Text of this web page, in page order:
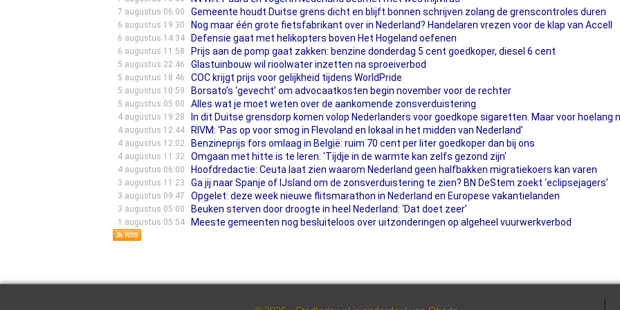
7 augustus 06:00 Gemeente houdt Duitse grens dicht en blijft bonnen schrijven zolang de grenscontroles duren
6 augustus 19:30 Nog maar één grote fietsfabrikant over in Nederland? Handelaren vrezen voor de klap van Accell
6 augustus 14:34 Defensie gaat met helikopters boven Het Hogeland oefenen
6 augustus 11:58 Prijs aan de pomp gaat zakken: benzine donderdag 5 cent goedkoper, diesel 6 cent
5 augustus 22:46 Glastuinbouw wil rioolwater inzetten na sproeiverbod
5 augustus 18:46 COC krijgt prijs voor gelijkheid tijdens WorldPride
5 augustus 10:59 Borsato’s ‘gevecht’ om advocaatkosten begin november voor de rechter
5 augustus 05:00 Alles wat je moet weten over de aankomende zonsverduistering
4 augustus 19:28 In dit Duitse grensdorp komen volop Nederlanders voor goedkope sigaretten. Maar voor hoelang
4 augustus 12:44 RIVM: ‘Pas op voor smog in Flevoland en lokaal in het midden van Nederland’
4 augustus 12:02 Benzineprijs fors omlaag in België: ruim 70 cent per liter goedkoper dan bij ons
4 augustus 11:32 Omgaan met hitte is te leren: 'Tijdje in de warmte kan zelfs gezond zijn'
4 augustus 06:00 Hoofdredactie: Ceuta laat zien waarom Nederland geen halfbakken migratiekoers kan varen
3 augustus 11:23 Ga jij naar Spanje of IJsland om de zonsverduistering te zien? BN DeStem zoekt ‘eclipsejagers’
3 augustus 09:47 Opgelet: deze week nieuwe flitsmarathon in Nederland en Europese vakantielanden
3 augustus 05:00 Beuken sterven door droogte in heel Nederland: ‘Dat doet zeer’
1 augustus 05:54 Meeste gemeenten nog besluiteloos over uitzonderingen op algeheel vuurwerkverbod